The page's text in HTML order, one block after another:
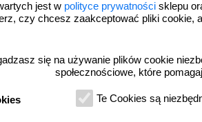
jest w polityce prywatności sklepu
czy chcesz zaakceptować pliki cookie,
się na używanie plików cookie
społecznościowe, które
Te Cookies są
Zakaz wprowadzania psów - znak